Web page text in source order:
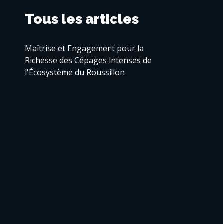
Tous les articles
Maîtrise et Engagement pour la
Richesse des Cépages Intenses de
l'Écosystème du Roussillon